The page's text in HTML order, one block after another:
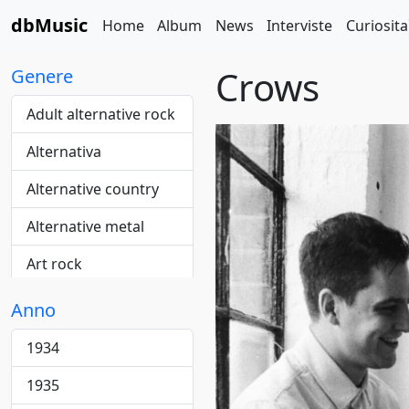
dbMusic Home Album News Interviste
Genere
Adult alternative rock
Alternativa
Alternative country
Alternative metal
Art rock
Blues
Cantautore
Anno
1934
1935
Crows